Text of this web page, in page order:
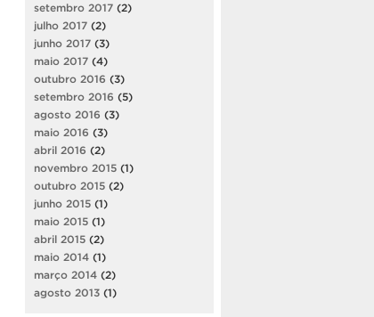
setembro 2017 (2)
julho 2017 (2)
junho 2017 (3)
maio 2017 (4)
outubro 2016 (3)
setembro 2016 (5)
agosto 2016 (3)
maio 2016 (3)
abril 2016 (2)
novembro 2015 (1)
outubro 2015 (2)
junho 2015 (1)
maio 2015 (1)
abril 2015 (2)
maio 2014 (1)
março 2014 (2)
agosto 2013 (1)